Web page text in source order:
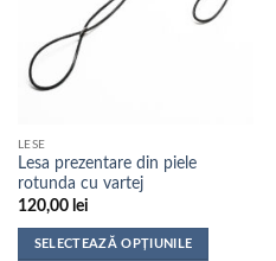
LESE
Lesa prezentare din piele
rotunda cu vartej
120,00 lei
SELECTEAZĂ OPȚIUNILE